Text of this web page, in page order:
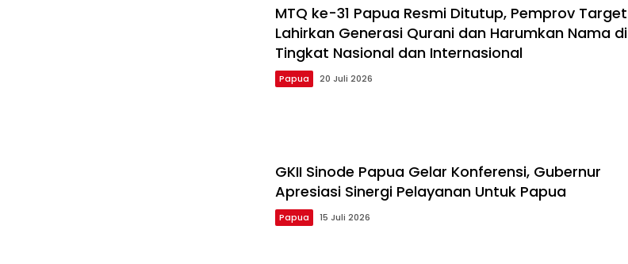
MTQ ke-31 Papua Resmi Ditutup, Pemprov Target
Lahirkan Generasi Qurani dan Harumkan Nama di
Tingkat Nasional dan Internasional
Papua 20 Juli 2026
GKII Sinode Papua Gelar Konferensi, Gubernur
Apresiasi Sinergi Pelayanan Untuk Papua
Papua 15 Juli 2026